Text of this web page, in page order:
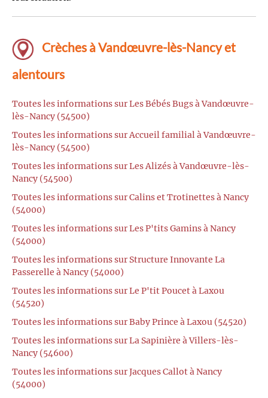
Crèches à Vandœuvre-lès-Nancy et
alentours
Toutes les informations sur Les Bébés Bugs à Vandœuvre-
lès-Nancy (54500)
Toutes les informations sur Accueil familial à Vandœuvre-
lès-Nancy (54500)
Toutes les informations sur Les Alizés à Vandœuvre-lès-
Nancy (54500)
Toutes les informations sur Calins et Trotinettes à Nancy
(54000)
Toutes les informations sur Les P'tits Gamins à Nancy
(54000)
Toutes les informations sur Structure Innovante La
Passerelle à Nancy (54000)
Toutes les informations sur Le P'tit Poucet à Laxou
(54520)
Toutes les informations sur Baby Prince à Laxou (54520)
Toutes les informations sur La Sapinière à Villers-lès-
Nancy (54600)
Toutes les informations sur Jacques Callot à Nancy
(54000)